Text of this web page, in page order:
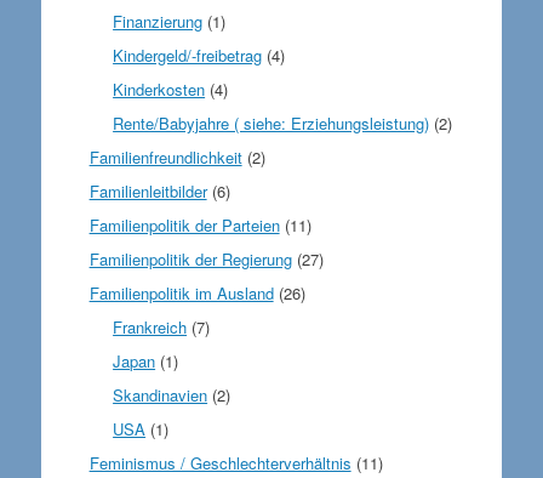
Finanzierung (1)
Kindergeld/-freibetrag (4)
Kinderkosten (4)
Rente/Babyjahre ( siehe: Erziehungsleistung) (2)
Familienfreundlichkeit(2)
Familienleitbilder(6)
Familienpolitik der Parteien(11)
Familienpolitik der Regierung(27)
Familienpolitik im Ausland(26)
Frankreich (7)
Japan (1)
Skandinavien (2)
USA (1)
Feminismus / Geschlechterverhältnis (11)